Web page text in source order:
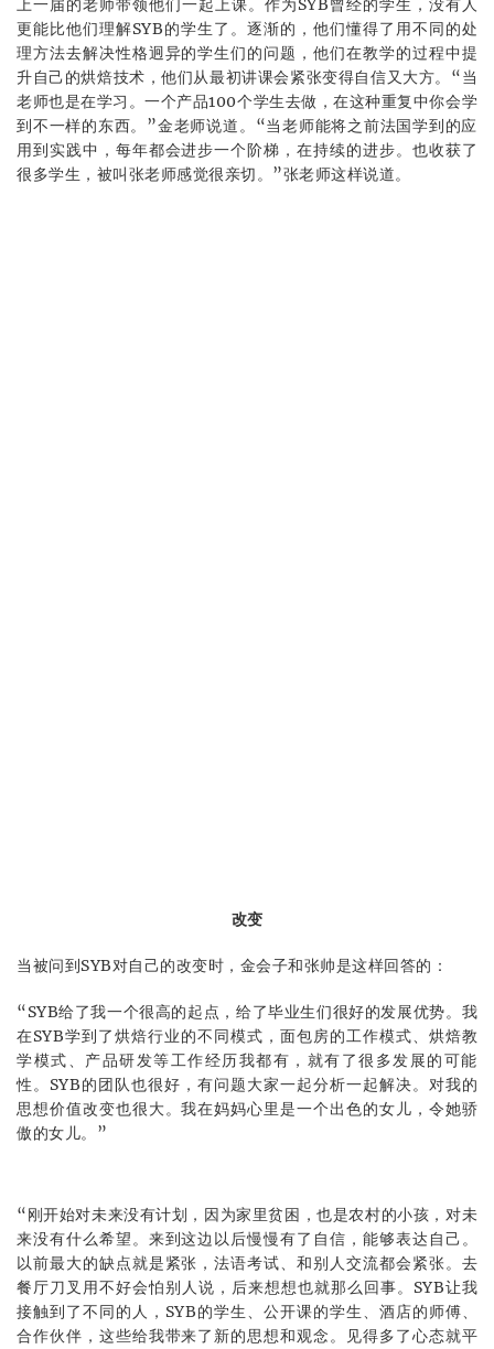
上一届的老师带领他们一起上课。作为SYB曾经的学生，没有人
更能比他们理解SYB的学生了。逐渐的，他们懂得了用不同的处
理方法去解决性格迥异的学生们的问题，他们在教学的过程中提
升自己的烘焙技术，他们从最初讲课会紧张变得自信又大方。“当
老师也是在学习。一个产品100个学生去做，在这种重复中你会学
到不一样的东西。”金老师说道。“当老师能将之前法国学到的应
用到实践中，每年都会进步一个阶梯，在持续的进步。也收获了
很多学生，被叫张老师感觉很亲切。”张老师这样说道。
改变
当被问到SYB对自己的改变时，金会子和张帅是这样回答的：
“SYB给了我一个很高的起点，给了毕业生们很好的发展优势。我
在SYB学到了烘焙行业的不同模式，面包房的工作模式、烘焙教
学模式、产品研发等工作经历我都有，就有了很多发展的可能
性。SYB的团队也很好，有问题大家一起分析一起解决。对我的
思想价值改变也很大。我在妈妈心里是一个出色的女儿，令她骄
傲的女儿。”
“刚开始对未来没有计划，因为家里贫困，也是农村的小孩，对未
来没有什么希望。来到这边以后慢慢有了自信，能够表达自己。
以前最大的缺点就是紧张，法语考试、和别人交流都会紧张。去
餐厅刀叉用不好会怕别人说，后来想想也就那么回事。SYB让我
接触到了不同的人，SYB的学生、公开课的学生、酒店的师傅、
合作伙伴，这些给我带来了新的思想和观念。见得多了心态就平